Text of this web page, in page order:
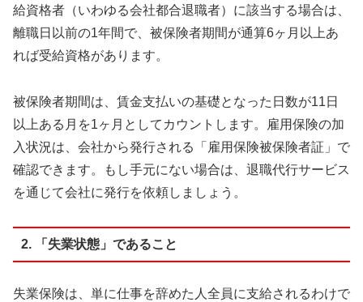
給資格者（いわゆる会社都合退職者）に該当する場合は、
離職日以前の1年間で、被保険者期間が通算6ヶ月以上あ
れば受給資格があります。
被保険者期間は、賃金支払いの基礎となった日数が11日
以上ある月を1ヶ月としてカウントします。雇用保険の加
入状況は、会社から発行される「雇用保険被保険者証」で
確認できます。もし手元にない場合は、退職代行サービス
を通じて会社に発行を依頼しましょう。
2. 「失業状態」であること
失業保険は、単に仕事を辞めた人全員に支給されるわけで